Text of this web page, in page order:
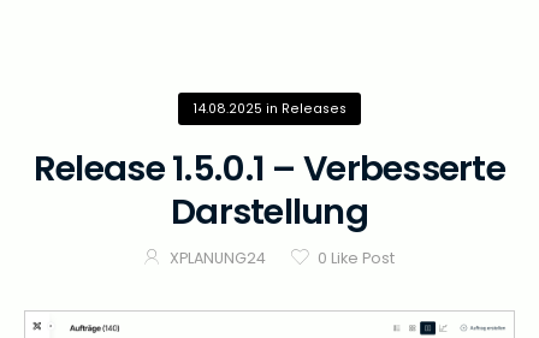
14.08.2025 in Releases
Release 1.5.0.1 – Verbesserte
Darstellung
XPLANUNG24 0 Like Post